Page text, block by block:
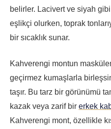
belirler. Lacivert ve siyah
eşlikçi olurken, toprak
bir sıcaklık sunar.
Kahverengi montun
geçirmez kumaşlarla
taşır. Bu tarz bir görünümü
kazak veya zarif bir erkek
Kahverengi mont, özellikle